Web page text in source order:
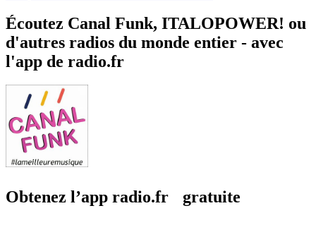
Écoutez Canal Funk, ITALOPOWER! ou
d'autres radios du monde entier - avec
l'app de radio.fr
Obtenez l’app radio.fr gratuite